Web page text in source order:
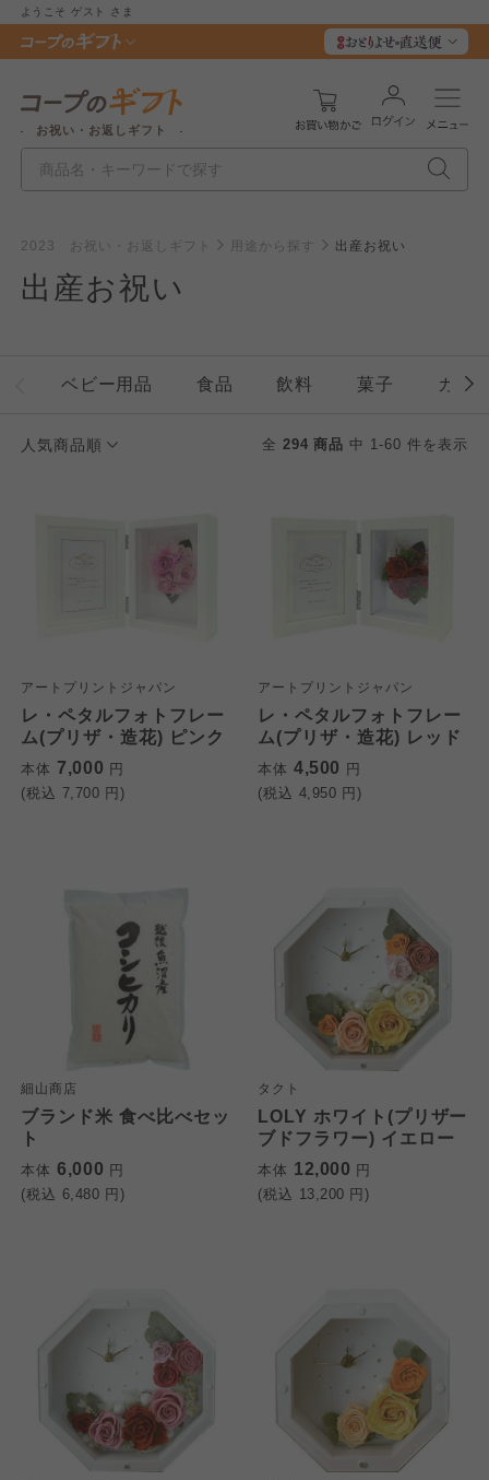
ようこそ ゲスト さま
お祝い・お返しギフト
2023 お祝い・お返しギフト 用途から探す 出産お祝い
出産お祝い
ベビー用品 食品 飲料 菓子 カタ
人気商品順 全 294 商品 中 1-60 件を表示
アートプリントジャパン
レ・ペタルフォトフレー
ム(プリザ・造花) ピンク
本体 7,000 円
(税込 7,700 円)
アートプリントジャパン
レ・ペタルフォトフレー
ム(プリザ・造花) レッド
本体 4,500 円
(税込 4,950 円)
細山商店
ブランド米 食べ比べセッ
ト
本体 6,000 円
(税込 6,480 円)
タクト
LOLY ホワイト(プリザー
ブドフラワー) イエロー
本体 12,000 円
(税込 13,200 円)